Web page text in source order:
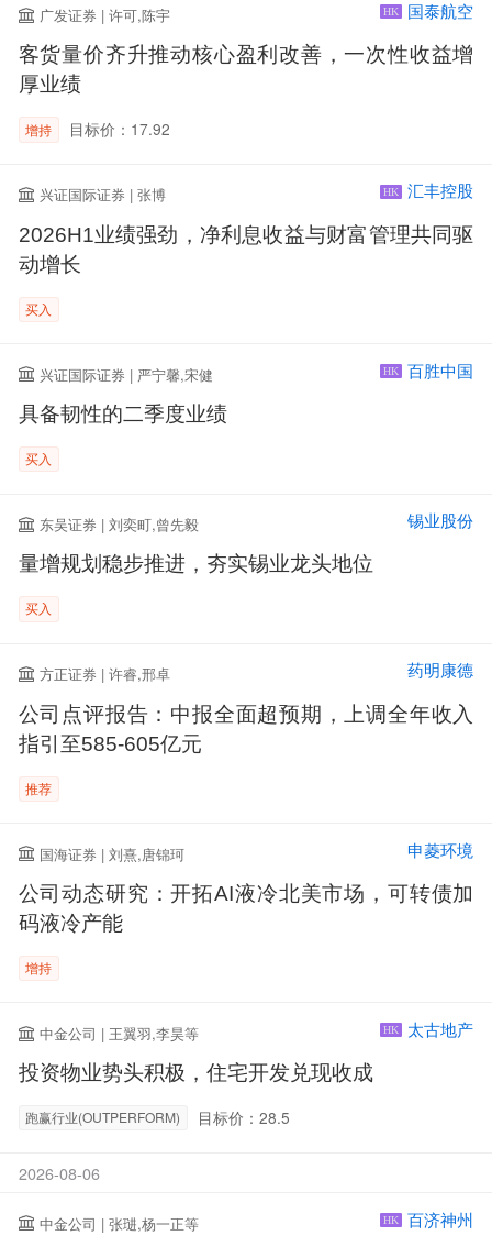
广发证券 | 许可,陈宇 HK 国泰航空
客货量价齐升推动核心盈利改善，一次性收益增
厚业绩
增持 目标价：17.92
兴证国际证券 | 张博 HK 汇丰控股
2026H1业绩强劲，净利息收益与财富管理共同驱
动增长
买入
兴证国际证券 | 严宁馨,宋健 HK 百胜中国
具备韧性的二季度业绩
买入
东吴证券 | 刘奕町,曾先毅 锡业股份
量增规划稳步推进，夯实锡业龙头地位
买入
方正证券 | 许睿,邢卓 药明康德
公司点评报告：中报全面超预期，上调全年收入
指引至585-605亿元
推荐
国海证券 | 刘熹,唐锦珂 申菱环境
公司动态研究：开拓AI液冷北美市场，可转债加
码液冷产能
增持
中金公司 | 王翼羽,李昊等 HK 太古地产
投资物业势头积极，住宅开发兑现收成
跑赢行业(OUTPERFORM) 目标价：28.5
2026-08-06
中金公司 | 张琎,杨一正等 HK 百济神州